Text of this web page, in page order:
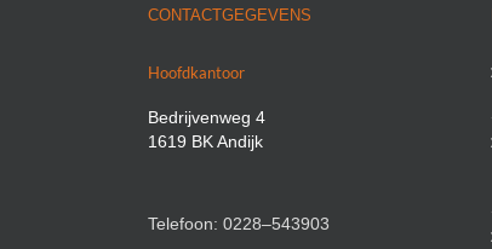
CONTACTGEGEVENS
Hoofdkantoor
Bedrijvenweg 4
1619 BK Andijk
Telefoon: 0228–543903